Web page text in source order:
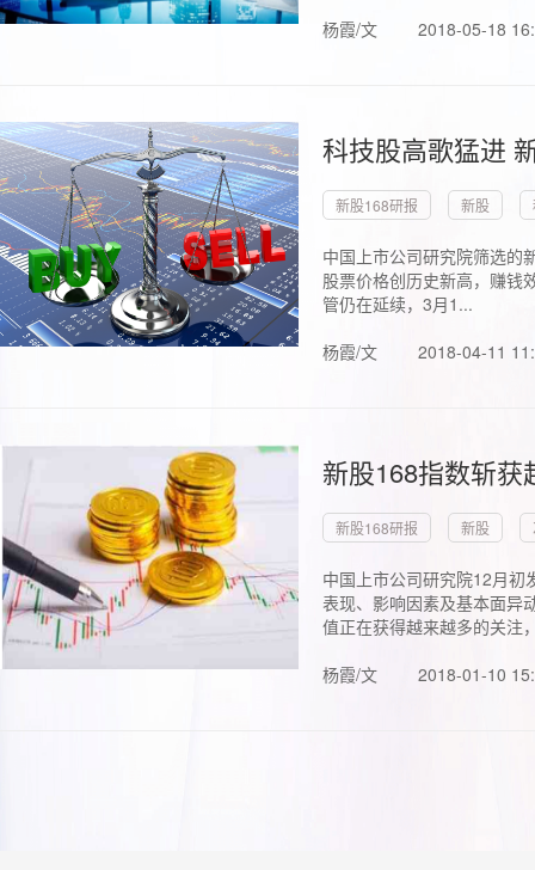
杨霞/文
2018-05-18
科技股高歌猛进
新股168研报 新股
中国上市公司研究院筛选的
股票价格创历史新高，赚钱
管仍在延续，3月1...
杨霞/文
2018-04-11
新股168指数斩
新股168研报 新股
中国上市公司研究院12月初
表现、影响因素及基本面异
值正在获得越来越多的关注
杨霞/文
2018-01-10